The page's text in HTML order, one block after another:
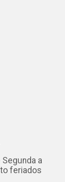
a
feriados